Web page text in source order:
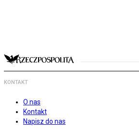
KONTAKT
O nas
Kontakt
Napisz do nas